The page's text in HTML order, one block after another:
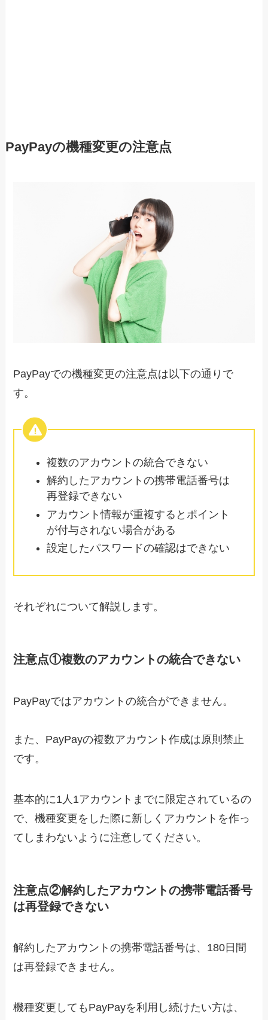
PayPayの機種変更の注意点
PayPayでの機種変更の注意点は以下の通りで
す。
複数のアカウントの統合できない
解約したアカウントの携帯電話番号は
再登録できない
アカウント情報が重複するとポイント
が付与されない場合がある
設定したパスワードの確認はできない
それぞれについて解説します。
注意点①複数のアカウントの統合できない
PayPayではアカウントの統合ができません。
また、PayPayの複数アカウント作成は原則禁止
です。
基本的に1人1アカウントまでに限定されているの
で、機種変更をした際に新しくアカウントを作っ
てしまわないように注意してください。
注意点②解約したアカウントの携帯電話番号
は再登録できない
解約したアカウントの携帯電話番号は、180日間
は再登録できません。
機種変更してもPayPayを利用し続けたい方は、